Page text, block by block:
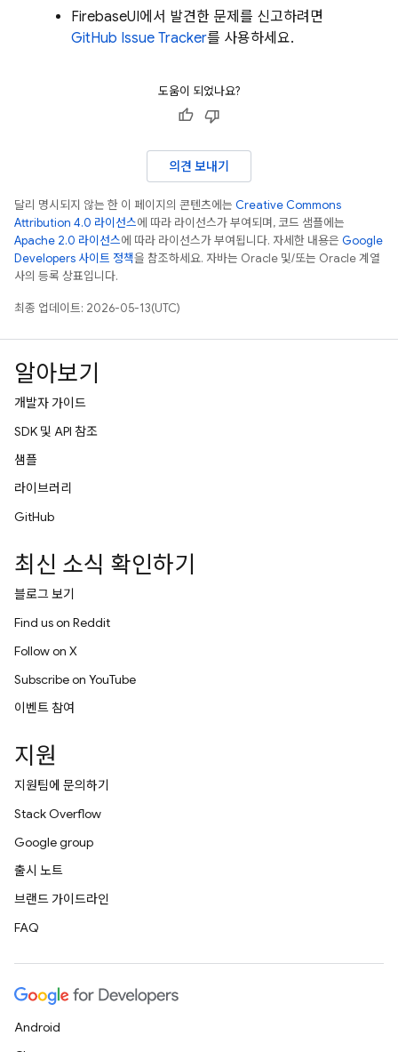
FirebaseUI에서 발견한 문제를 신고하려면
GitHub Issue Tracker를 사용하세요.
도움이 되었나요?
의견 보내기
달리 명시되지 않는 한 이 페이지의 콘텐츠에는 Creative Commons
Attribution 4.0 라이선스에 따라 라이선스가 부여되며, 코드 샘플에는
Apache 2.0 라이선스에 따라 라이선스가 부여됩니다. 자세한 내용은 Google
Developers 사이트 정책을 참조하세요. 자바는 Oracle 및/또는 Oracle 계열
사의 등록 상표입니다.
최종 업데이트: 2026-05-13(UTC)
알아보기
개발자 가이드
SDK 및 API 참조
샘플
라이브러리
GitHub
최신 소식 확인하기
블로그 보기
Find us on Reddit
Follow on X
Subscribe on YouTube
이벤트 참여
지원
지원팀에 문의하기
Stack Overflow
Google group
출시 노트
브랜드 가이드라인
FAQ
Android